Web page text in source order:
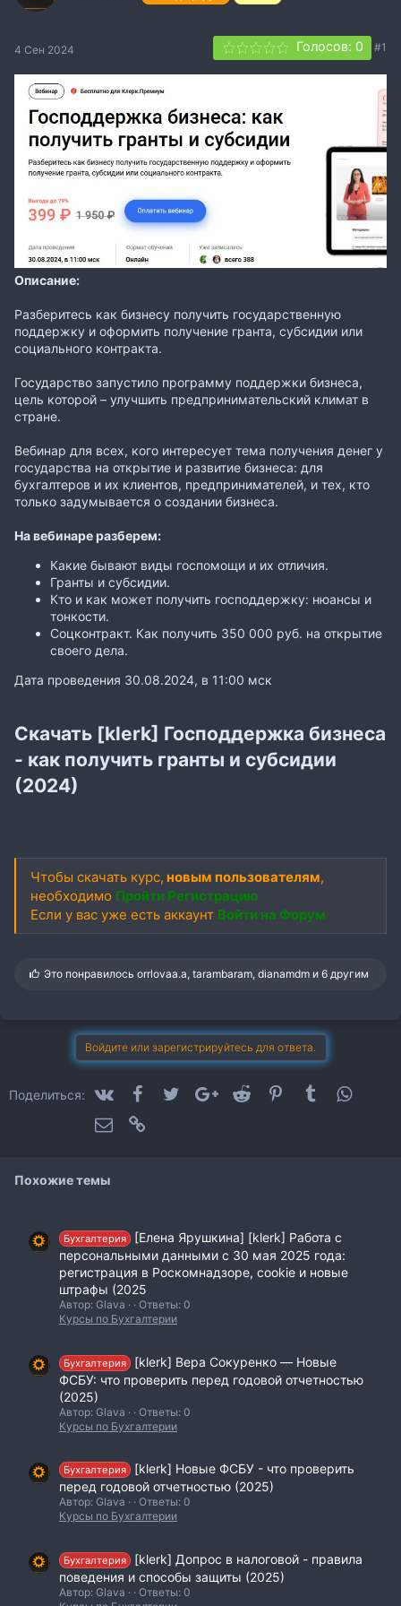
4 Сен 2024 Голосов: 0 #1
Описание:
Разберитесь как бизнесу получить государственную
поддержку и оформить получение гранта, субсидии или
социального контракта.
Государство запустило программу поддержки бизнеса,
цель которой – улучшить предпринимательский климат в
стране.
Вебинар для всех, кого интересует тема получения денег у
государства на открытие и развитие бизнеса: для
бухгалтеров и их клиентов, предпринимателей, и тех, кто
только задумывается о создании бизнеса.
На вебинаре разберем:
Какие бывают виды госпомощи и их отличия.
Гранты и субсидии.
Кто и как может получить господдержку: нюансы и
тонкости.
Соцконтракт. Как получить 350 000 руб. на открытие
своего дела.
Дата проведения 30.08.2024, в 11:00 мск
Скачать [klerk] Господдержка бизнеса
- как получить гранты и субсидии
(2024)
Чтобы скачать курс, новым пользователям,
необходимо Пройти Регистрацию
Если у вас уже есть аккаунт Войти на Форум
С
Это понравилосьorrlovaa.a,tarambaram,dianamdm и 6 другим
Войдите или зарегистрируйтесь для ответа.
Поделиться: VK FacebookTwitterGoogle+Reddit PinterestTumblr
Электронная почта
Похожие темы
Бухгалтерия
[Елена Ярушкина] [klerk] Работа с
персональными данными с 30 мая 2025 года:
регистрация в Роскомнадзоре, cookie и новые
штрафы (2025
Автор: Glava
Ответы: 0
Курсы по Бухгалтерии
Бухгалтерия
[klerk] Вера Сокуренко ― Новые
ФСБУ: что проверить перед годовой отчетностью
(2025)
Автор: Glava
Ответы: 0
Курсы по Бухгалтерии
Бухгалтерия
[klerk] Новые ФСБУ - что проверить
перед годовой отчетностью (2025)
Автор: Glava
Ответы: 0
Курсы по Бухгалтерии
Бухгалтерия
[klerk] Допрос в налоговой - правила
поведения и способы защиты (2025)
Автор: Glava
Ответы: 0